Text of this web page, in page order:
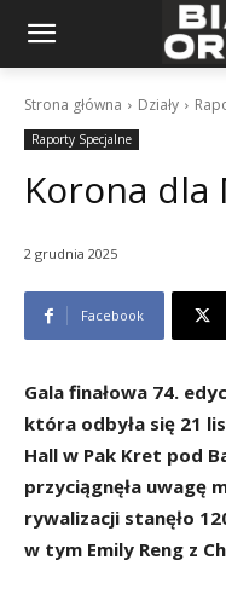
Strona główna Działy
Raporty Specjalne
Korona dla
2 grudnia 2025
Facebook
Gala finałowa 74.
która odbyła się 21
Hall w Pak Kret pod
przyciągnęła uwagę
rywalizacji stanęło
w tym Emily Reng z